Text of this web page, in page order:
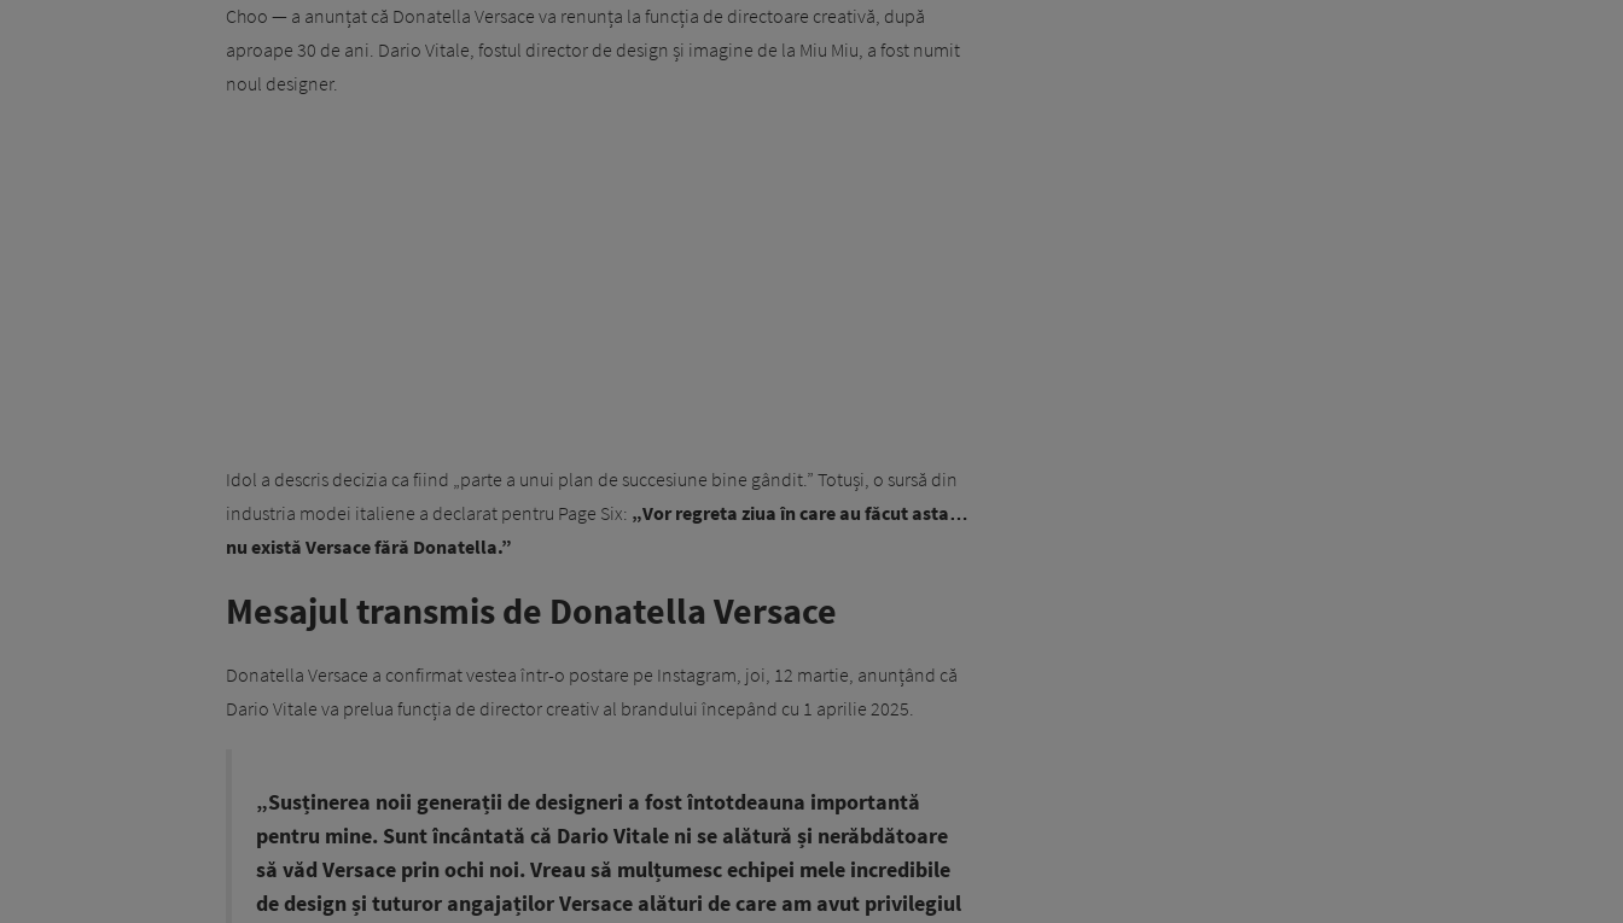
Choo — a anunțat că Donatella Versace va renunța la funcția de directoare creativă, după
aproape 30 de ani. Dario Vitale, fostul director de design și imagine de la Miu Miu, a fost numit
noul designer.
Idol a descris decizia ca fiind „parte a unui plan de succesiune bine gândit.” Totuși, o sursă din
industria modei italiene a declarat pentru Page Six: „Vor regreta ziua în care au făcut asta…
nu există Versace fără Donatella.”
Mesajul transmis de Donatella Versace
Donatella Versace a confirmat vestea într-o postare pe Instagram, joi, 12 martie, anunțând că
Dario Vitale va prelua funcția de director creativ al brandului începând cu 1 aprilie 2025.
„Susținerea noii generații de designeri a fost întotdeauna importantă
pentru mine. Sunt încântată că Dario Vitale ni se alătură și nerăbdătoare
să văd Versace prin ochi noi. Vreau să mulțumesc echipei mele incredibile
de design și tuturor angajaților Versace alături de care am avut privilegiul